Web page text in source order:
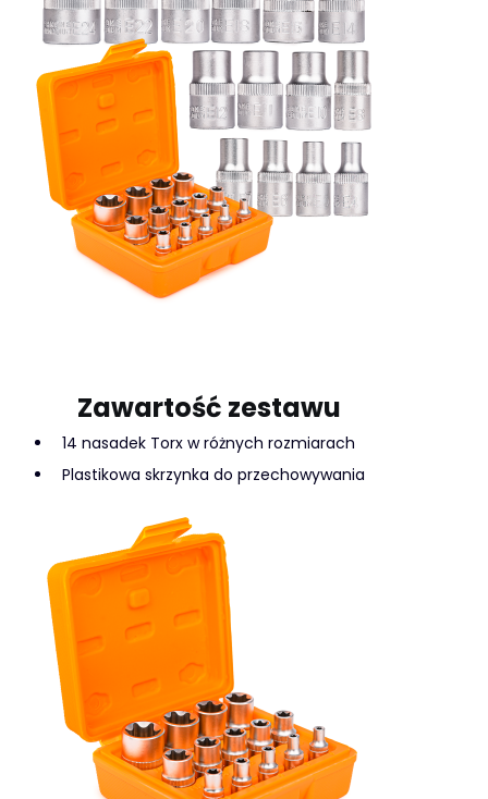
Zawartość zestawu
14 nasadek Torx w różnych rozmiarach
Plastikowa skrzynka do przechowywania